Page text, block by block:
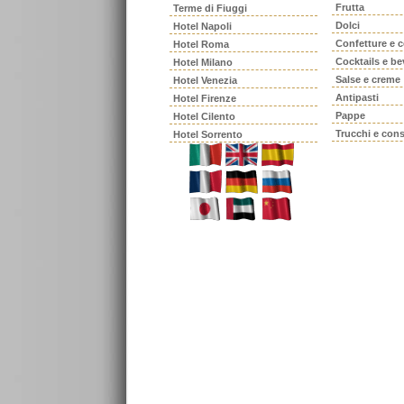
Terme di Fiuggi
Hotel Napoli
Hotel Roma
Hotel Milano
Hotel Venezia
Hotel Firenze
Hotel Cilento
Hotel Sorrento
Frutta
Dolci
Confetture e
Cocktails e
Salse e creme
Antipasti
Pappe
Trucchi e